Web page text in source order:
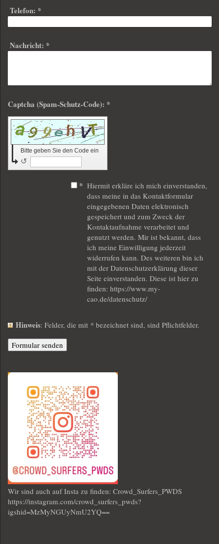
Telefon: *
Nachricht: *
Captcha (Spam-Schutz-Code): *
Bitte geben Sie den Code ein
↺
* Hiermit erkläre ich mich einverstanden,
dass meine in das Kontaktformular
eingegebenen Daten elektronisch
gespeichert und zum Zweck der
Kontaktaufnahme verarbeitet und
genutzt werden. Mir ist bekannt, dass
ich meine Einwilligung jederzeit
widerrufen kann. Des weiteren bin ich
mit der Datenschutzerklärung dieser
Seite einverstanden. Diese ist hier zu
finden: https://www.my-
cao.de/datenschutz/
Hinweis : Felder, die mit * bezeichnet sind, sind Pflichtfelder.
Wir sind auch auf Insta zu finden: Crowd_Surfers_PWDS
https://instagram.com/crowd_surfers_pwds?
igshid=MzMyNGUyNmU2YQ==